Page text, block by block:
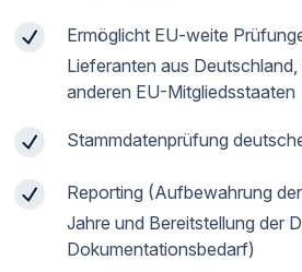
Ermöglicht EU-weite
Lieferanten aus
anderen EU-Mitgliedsstaaten
Stammdatenprüfung
Reporting (Aufbewahrung
Jahre und Bereitstellung der
Dokumentationsbedarf)